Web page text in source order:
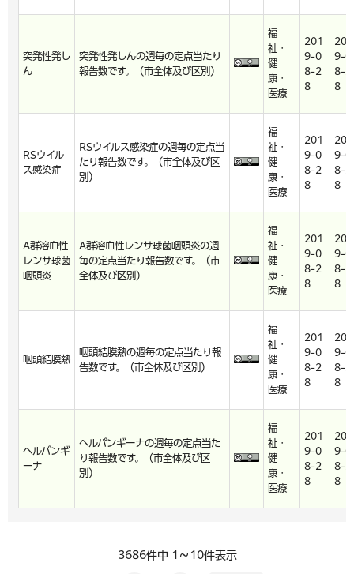
突発性発し
ん
突発性発しんの週毎の定点当たり
報告数です。（市全体及び区別）
福
祉・
健
康・
医療
201
9-0
8-2
8
201
9-0
8-2
8
RSウイル
ス感染症
RSウイルス感染症の週毎の定点当
たり報告数です。（市全体及び区
別）
福
祉・
健
康・
医療
201
9-0
8-2
8
201
9-0
8-2
8
A群溶血性
レンサ球菌
咽頭炎
A群溶血性レンサ球菌咽頭炎の週
毎の定点当たり報告数です。（市
全体及び区別）
福
祉・
健
康・
医療
201
9-0
8-2
8
201
9-0
8-2
8
咽頭結膜熱
咽頭結膜熱の週毎の定点当たり報
告数です。（市全体及び区別）
福
祉・
健
康・
医療
201
9-0
8-2
8
201
9-0
8-2
8
ヘルパンギ
ーナ
ヘルパンギーナの週毎の定点当た
り報告数です。（市全体及び区
別）
福
祉・
健
康・
医療
201
9-0
8-2
8
201
9-0
8-2
8
3686件中 1～10件表示